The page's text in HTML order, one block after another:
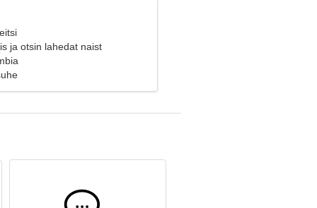
ja otsin lahedat naist